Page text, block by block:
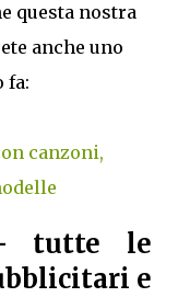
questa nostra
anche uno
fa:
canzoni,
- tutte le
e